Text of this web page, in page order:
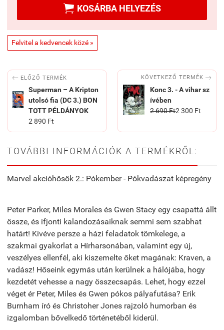
 KOSÁRBA HELYEZÉS
Felvitel a kedvencek közé »
 ELŐZŐ TERMÉK
Superman – A Kripton
utolsó fia (DC 3.) BON
TOTT PÉLDÁNYOK
2 890 Ft
KÖVETKEZŐ TERMÉK 
Konc 3. - A vihar sz
ívében
2 690 Ft2 300 Ft
TOVÁBBI INFORMÁCIÓK A TERMÉKRŐL:
Marvel akcióhősök 2.: Pókember - Pókvadászat képregény
Peter Parker, Miles Morales és Gwen Stacy egy csapattá állt
össze, és ifjonti kalandozásaiknak semmi sem szabhat
határt! Kivéve persze a házi feladatok tömkelege, a
szakmai gyakorlat a Hírharsonában, valamint egy új,
veszélyes ellenfél, aki kiszemelte őket magának: Kraven, a
vadász! Hőseink egymás után kerülnek a hálójába, hogy
kezdetét vehesse a nagy összecsapás. Lehet, hogy ezzel
véget ér Peter, Miles és Gwen pókos pályafutása? Erik
Burnham író és Christoher Jones rajzoló humorban és
izgalomban bővelkedő történetéből kiderül.